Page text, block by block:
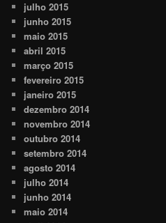
julho 2015
junho 2015
maio 2015
abril 2015
março 2015
fevereiro 2015
janeiro 2015
dezembro 2014
novembro 2014
outubro 2014
setembro 2014
agosto 2014
julho 2014
junho 2014
maio 2014